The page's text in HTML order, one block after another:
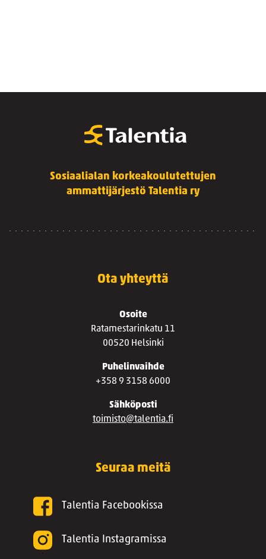
Sosiaalialan korkeakoulutettujen
ammattijärjestö Talentia ry
Ota yhteyttä
Osoite
Ratamestarinkatu 11
00520 Helsinki
Puhelinvaihde
+358 9 3158 6000
Sähköposti
toimisto@talentia.fi
Seuraa meitä
Talentia Facebookissa
Talentia Instagramissa